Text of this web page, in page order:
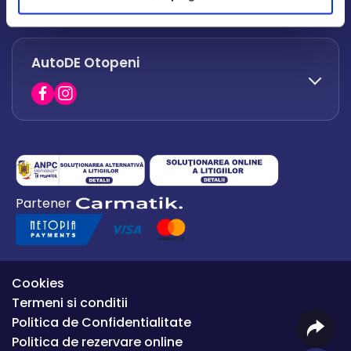
office.afumati@autode.ro
0730 063 852
0730 063 851
AutoDE Otopeni
0754 649 360
office.premium@autode.ro
Partener
Cookies
Termeni si conditii
Politica de Confidentialitate
Politica de rezervare online